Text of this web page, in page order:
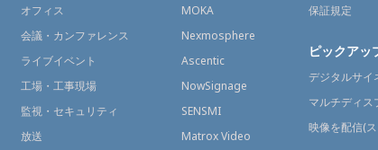
オフィス
会議・カンファレンス
ライブイベント
工場・工事現場
監視・セキュリティ
放送
MOKA
Nexmosphere
Ascentic
NowSignage
SENSMI
Matrox Video
保証規定
ピックアッ
デジタルサイ
マルチディス
映像を配信(